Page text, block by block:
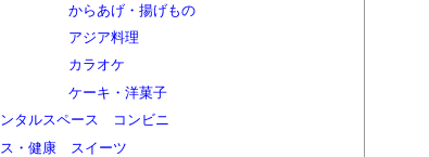
からあげ・揚げもの
アジア料理
カラオケ
ケーキ・洋菓子
タルスペース
コンビニ
・健康
スイーツ